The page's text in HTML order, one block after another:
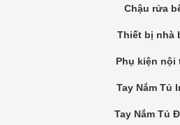
Chậu rửa
Thiết bị nhà
Phụ kiện nội
Tay Nắm Tủ
Tay Nắm Tủ